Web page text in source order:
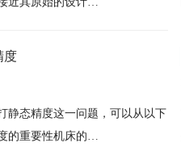
度
静态精度这一问题，可以从以下
的重要性机床的…